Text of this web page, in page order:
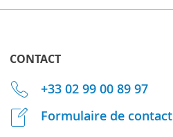
CONTACT
+33 02 99 00 89 97
Formulaire de contact